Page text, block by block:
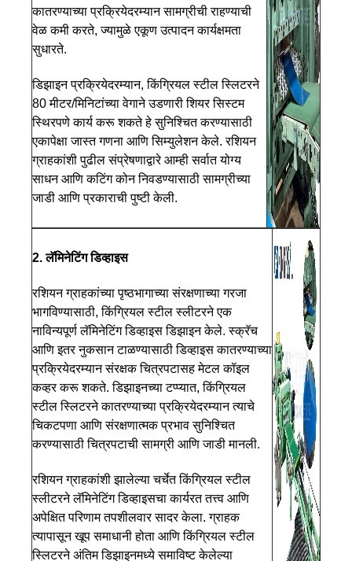
कातरण्याच्या प्रक्रियेदरम्यान सामग्रीची राहण्याची
वेळ कमी करते, ज्यामुळे एकूण उत्पादन कार्यक्षमता
सुधारते.
डिझाइन प्रक्रियेदरम्यान, किंग्रियल स्टील स्लिटरने
80 मीटर/मिनिटांच्या वेगाने उडणारी शियर सिस्टम
स्थिरपणे कार्य करू शकते हे सुनिश्चित करण्यासाठी
एकापेक्षा जास्त गणना आणि सिम्युलेशन केले. रशियन
ग्राहकांशी पुढील संप्रेषणाद्वारे आम्ही सर्वात योग्य
साधन आणि कटिंग कोन निवडण्यासाठी सामग्रीच्या
जाडी आणि प्रकाराची पुष्टी केली.
2. लॅमिनेटिंग डिव्हाइस
रशियन ग्राहकांच्या पृष्ठभागाच्या संरक्षणाच्या गरजा
भागविण्यासाठी, किंग्रियल स्टील स्लीटरने एक
नाविन्यपूर्ण लॅमिनेटिंग डिव्हाइस डिझाइन केले. स्क्रॅच
आणि इतर नुकसान टाळण्यासाठी डिव्हाइस कातरण्याच्या
प्रक्रियेदरम्यान संरक्षक चित्रपटासह मेटल कॉइल
कव्हर करू शकते. डिझाइनच्या टप्प्यात, किंग्रियल
स्टील स्लिटरने कातरण्याच्या प्रक्रियेदरम्यान त्याचे
चिकटपणा आणि संरक्षणात्मक प्रभाव सुनिश्चित
करण्यासाठी चित्रपटाची सामग्री आणि जाडी मानली.
रशियन ग्राहकांशी झालेल्या चर्चेत किंग्रियल स्टील
स्लीटरने लॅमिनेटिंग डिव्हाइसचा कार्यरत तत्त्व आणि
अपेक्षित परिणाम तपशीलवार सादर केला. ग्राहक
त्यापासून खूप समाधानी होता आणि किंग्रियल स्टील
स्लिटरने अंतिम डिझाइनमध्ये समाविष्ट केलेल्या